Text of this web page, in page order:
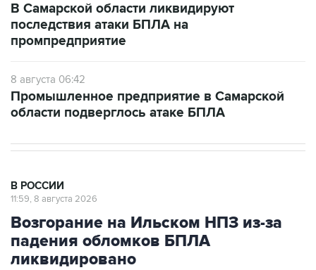
В Самарской области ликвидируют
последствия атаки БПЛА на
промпредприятие
8 августа 06:42
Промышленное предприятие в Самарской
области подверглось атаке БПЛА
В РОССИИ
11:59, 8 августа 2026
Возгорание на Ильском НПЗ из-за
падения обломков БПЛА
ликвидировано